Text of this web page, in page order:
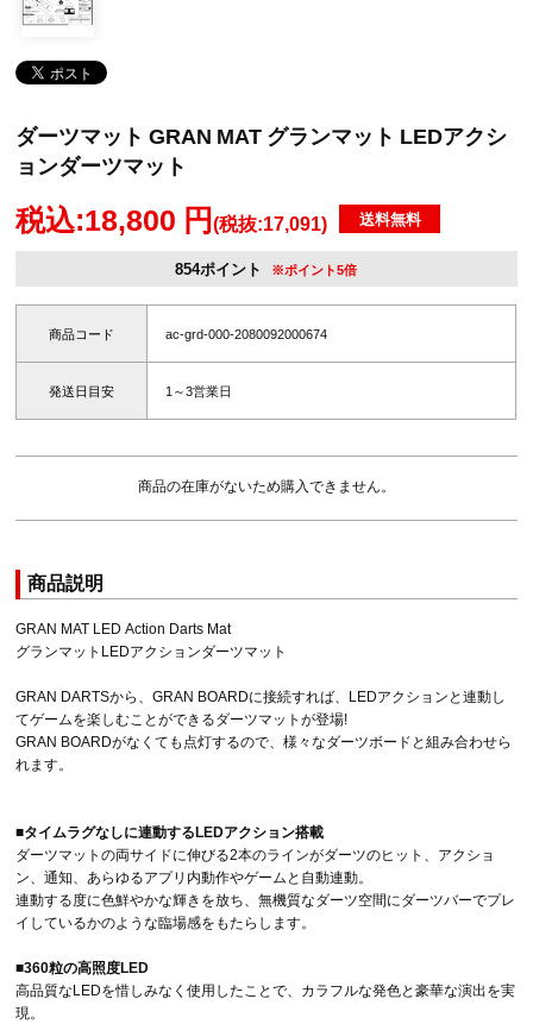
ダーツマット GRAN MAT グランマット LEDアクシ
ョンダーツマット
税込:18,800 円(税抜:17,091) 送料無料
854ポイント ※ポイント5倍
商品コード ac-grd-000-2080092000674
発送日目安 1～3営業日
商品の在庫がないため購入できません。
商品説明
GRAN MAT LED Action Darts Mat
グランマットLEDアクションダーツマット
GRAN DARTSから、GRAN BOARDに接続すれば、LEDアクションと連動し
てゲームを楽しむことができるダーツマットが登場!
GRAN BOARDがなくても点灯するので、様々なダーツボードと組み合わせら
れます。
■タイムラグなしに連動するLEDアクション搭載
ダーツマットの両サイドに伸びる2本のラインがダーツのヒット、アクショ
ン、通知、あらゆるアプリ内動作やゲームと自動連動。
連動する度に色鮮やかな輝きを放ち、無機質なダーツ空間にダーツバーでプレ
イしているかのような臨場感をもたらします。
■360粒の高照度LED
高品質なLEDを惜しみなく使用したことで、カラフルな発色と豪華な演出を実
現。